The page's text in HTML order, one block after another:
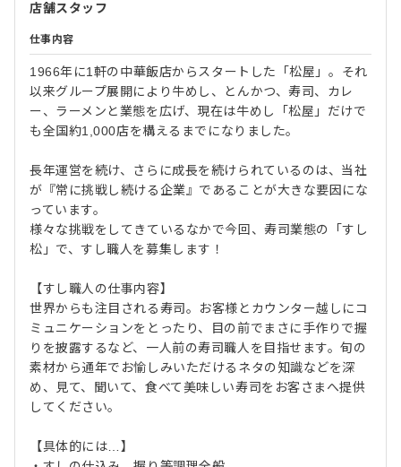
店舗スタッフ
仕事内容
1966年に1軒の中華飯店からスタートした「松屋」。それ
以来グループ展開により牛めし、とんかつ、寿司、カレ
ー、ラーメンと業態を広げ、現在は牛めし「松屋」だけで
も全国約1,000店を構えるまでになりました。
長年運営を続け、さらに成長を続けられているのは、当社
が『常に挑戦し続ける企業』であることが大きな要因にな
っています。
様々な挑戦をしてきているなかで今回、寿司業態の「すし
松」で、すし職人を募集します！
【すし職人の仕事内容】
世界からも注目される寿司。お客様とカウンター越しにコ
ミュニケーションをとったり、目の前でまさに手作りで握
りを披露するなど、一人前の寿司職人を目指せます。旬の
素材から通年でお愉しみいただけるネタの知識などを深
め、見て、聞いて、食べて美味しい寿司をお客さまへ提供
してください。
【具体的には…】